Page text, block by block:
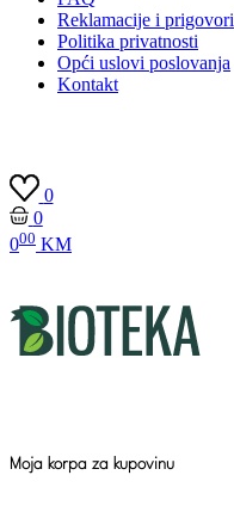
Reklamacije i prigovori
Politika privatnosti
Opći uslovi poslovanja
Kontakt
0
0
000 KM
Moja korpa za kupovinu